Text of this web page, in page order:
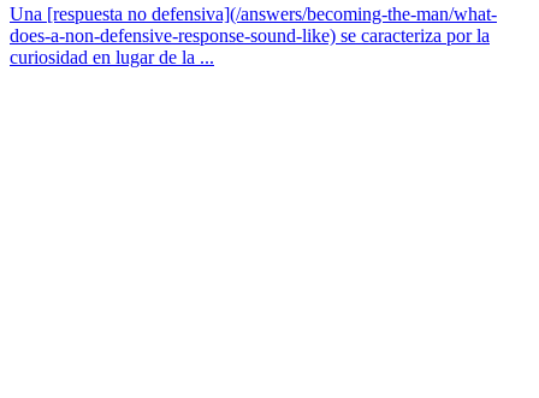
Una [respuesta no defensiva](/answers/becoming-the-man/what-
does-a-non-defensive-response-sound-like) se caracteriza por la
curiosidad en lugar de la ...